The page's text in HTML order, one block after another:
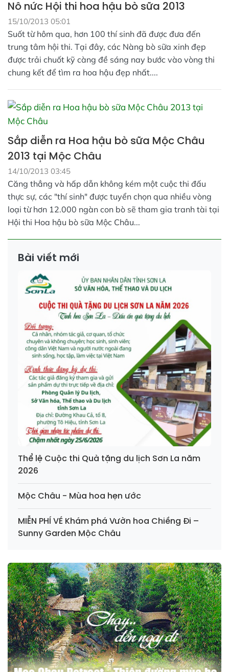
Nô nức Hội thi hoa hậu bò sữa 2013
15/10/2013 05:01
Suốt từ hôm qua, hơn 100 thí sinh đã được đưa đến
trung tâm hội thi. Tại đây, các Nàng bò sữa xinh đẹp
được trải chuốt kỹ càng đề sáng nay bước vào vòng thi
chung kết để tìm ra hoa hậu đẹp nhất....
Sắp diễn ra Hoa hậu bò sữa Mộc Châu
2013 tại Mộc Châu
14/10/2013 03:45
Căng thẳng và hấp dẫn không kém một cuộc thi đấu
thực sự, các "thí sinh" được tuyển chọn qua nhiều vòng
loại từ hơn 12.000 ngàn con bò sẽ tham gia tranh tài tại
Hội thi Hoa hậu bò sữa Mộc Châu...
Bài viết mới
Thể lệ Cuộc thi Quà tặng du lịch Sơn La năm
2026
Mộc Châu - Mùa hoa hẹn ước
MIỄN PHÍ VÉ Khám phá Vườn hoa Chiềng Đi –
Sunny Garden Mộc Châu